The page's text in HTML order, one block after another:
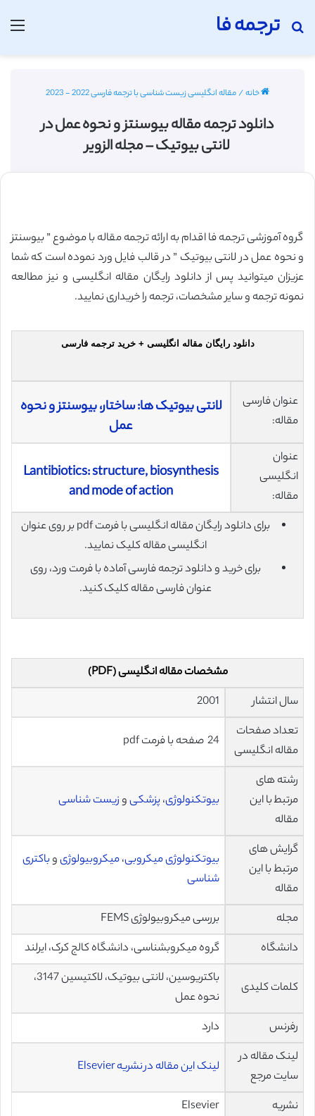
ترجمه فا
جستجو برای
خانه/مقاله انگلیسی زیست شناسی با ترجمه فارسی 2022 - 2023
دانلود ترجمه مقاله بیوسنتز و نحوه عمل در
لانتی بیوتیک – مجله الزویر
گروه آموزشی ترجمه فا اقدام به ارائه ترجمه مقاله با موضوع ” بیوسنتز
و نحوه عمل در لانتی بیوتیک ” در قالب فایل ورد نموده است که شما
عزیزان میتوانید پس از دانلود رایگان مقاله انگلیسی و نیز مطالعه
نمونه ترجمه و سایر مشخصات، ترجمه را خریداری نمایید.
دانلود رایگان مقاله انگلیسی + خرید ترجمه فارسی
عنوان فارسی
مقاله:
لانتی بیوتیک ها: ساختار، بیوسنتز و نحوه
عمل
عنوان
انگلیسی
مقاله:
Lantibiotics: structure, biosynthesis
and mode of action
برای دانلود رایگان مقاله انگلیسی با فرمت pdf بر روی عنوان
انگلیسی مقاله کلیک نمایید.
برای خرید و دانلود ترجمه فارسی آماده با فرمت ورد، روی
عنوان فارسی مقاله کلیک کنید.
مشخصات مقاله انگلیسی (PDF)
سال انتشار
2001
تعداد صفحات
مقاله انگلیسی
24 صفحه با فرمت pdf
رشته های
مرتبط با این
مقاله
بیوتکنولوژی،پزشکیوزیست شناسی
گرایش های
مرتبط با این
مقاله
بیوتکنولوژی میکروبی،میکروبیولوژیوباکتری
شناسی
مجله
بررسی میکروبیولوژی FEMS
دانشگاه
گروه میکروبشناسی، دانشگاه کالج کرک، ایرلند
کلمات کلیدی
باکتریوسین، لانتی بیوتیک، لاکتیسین 3147،
نحوه عمل
رفرنس
دارد
لینک مقاله در
سایت مرجع
لینک این مقاله در نشریه Elsevier
نشریه Elsevier